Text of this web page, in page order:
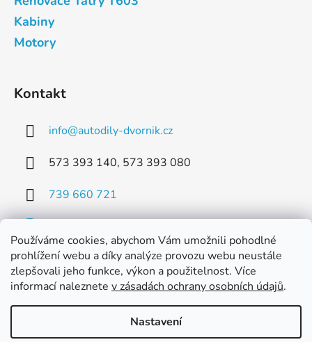
Používáme cookies, abychom Vám umožnili pohodlné
prohlížení webu a díky analýze provozu webu neustále
zlepšovali jeho funkce, výkon a použitelnost. Více
informací naleznete v zásadách ochrany osobních údajů.
Nastavení
Kabiny
Motory
Kontakt
info@autodily-dvornik.cz
573 393 140, 573 393 080
739 660 721
Facebook